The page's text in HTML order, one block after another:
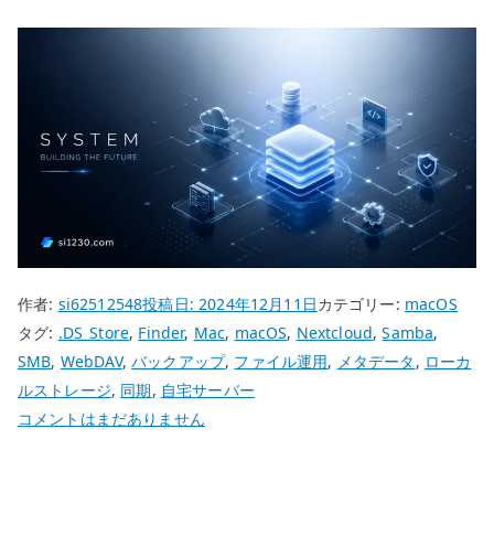
作者: si62512548投稿日:2024年12月11日カテゴリー: macOS
タグ: .DS_Store, Finder, Mac, macOS, Nextcloud,Samba,
SMB, WebDAV,バックアップ, ファイル運用, メタデータ , ローカ
ルストレージ, 同期, 自宅サーバー
Nextcloud
コメントはまだありません